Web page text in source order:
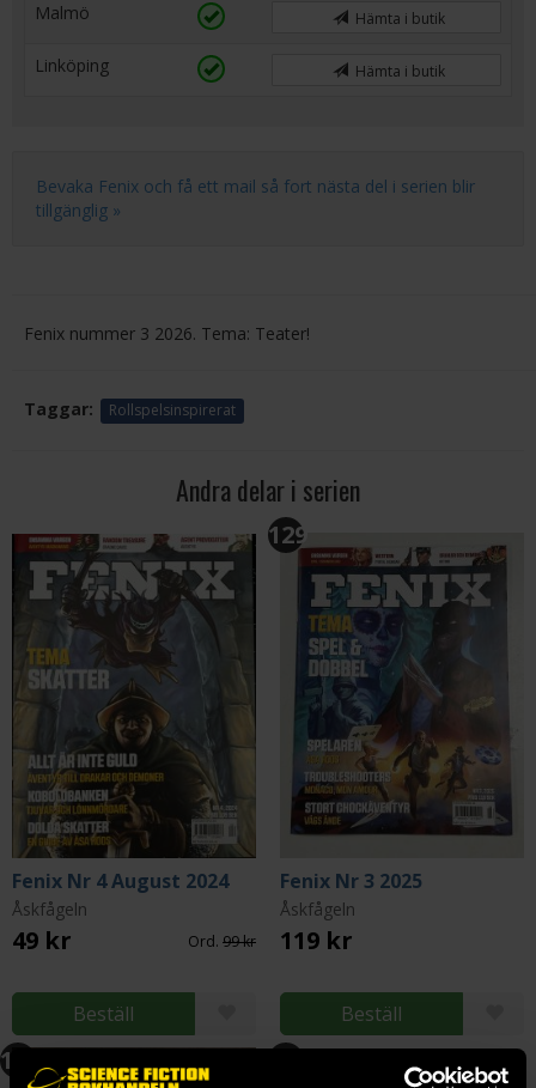
Malmö Hämta i butik
Linköping Hämta i butik
Bevaka Fenix och få ett mail så fort nästa del i serien blir
tillgänglig »
Fenix nummer 3 2026. Tema: Teater!
Taggar: Rollspelsinspirerat
Andra delar i serien
Fenix Nr 4 August 2024
Åskfågeln
49 kr Ord. 99 kr
Beställ
129
Fenix Nr 3 2025
Åskfågeln
119 kr
Beställ
130